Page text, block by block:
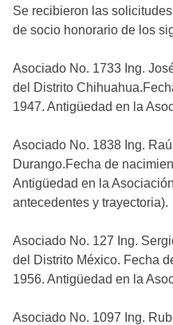
Se recibieron las
de socio honorario de los
Asociado No. 1733 Ing.
del Distrito
1947. Antigüedad en la
Asociado No. 1838 Ing.
Durango.Fecha de
Antigüedad en la
antecedentes y trayectoria).
Asociado No. 127 Ing.
del Distrito México. Fecha
1956. Antigüedad en la
Asociado No. 1097 Ing.